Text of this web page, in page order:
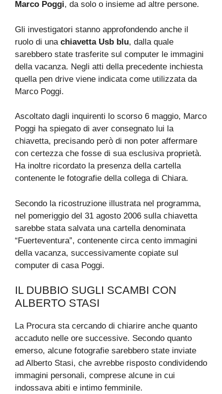
Marco Poggi, da solo o insieme ad altre persone.
Gli investigatori stanno approfondendo anche il
ruolo di una chiavetta Usb blu, dalla quale
sarebbero state trasferite sul computer le immagini
della vacanza. Negli atti della precedente inchiesta
quella pen drive viene indicata come utilizzata da
Marco Poggi.
Ascoltato dagli inquirenti lo scorso 6 maggio, Marco
Poggi ha spiegato di aver consegnato lui la
chiavetta, precisando però di non poter affermare
con certezza che fosse di sua esclusiva proprietà.
Ha inoltre ricordato la presenza della cartella
contenente le fotografie della collega di Chiara.
Secondo la ricostruzione illustrata nel programma,
nel pomeriggio del 31 agosto 2006 sulla chiavetta
sarebbe stata salvata una cartella denominata
“Fuerteventura”, contenente circa cento immagini
della vacanza, successivamente copiate sul
computer di casa Poggi.
IL DUBBIO SUGLI SCAMBI CON
ALBERTO STASI
La Procura sta cercando di chiarire anche quanto
accaduto nelle ore successive. Secondo quanto
emerso, alcune fotografie sarebbero state inviate
ad Alberto Stasi, che avrebbe risposto condividendo
immagini personali, comprese alcune in cui
indossava abiti e intimo femminile.